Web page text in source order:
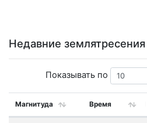
Недавние землятресения
Показывать по
Магнитуда Время